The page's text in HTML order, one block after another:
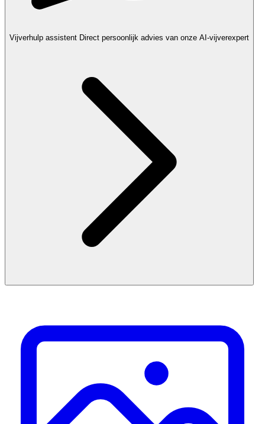
Vijverhulp assistent Direct persoonlijk advies van onze AI-vijverexpert